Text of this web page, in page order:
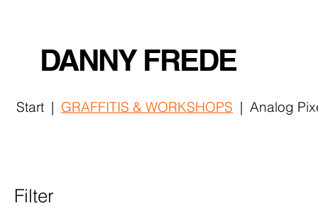
DANNY FREDE
Start | GRAFFITIS & WORKSHOPS | Analog
Filter